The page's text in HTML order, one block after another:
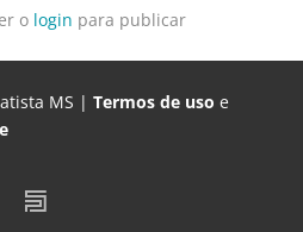
o login para publicar
MS | Termos de uso e